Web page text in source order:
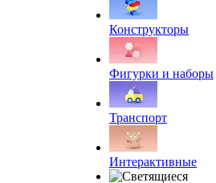
Конструкторы
Фигурки и наборы
Транспорт
Интерактивные